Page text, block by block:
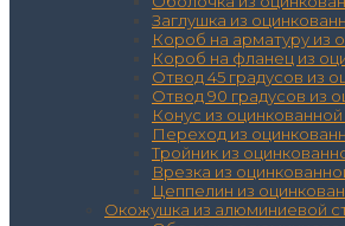
Заглушка из
Короб на арматуру из
Короб на фланец из
Отвод 45 градусов из
Отвод 90 градусов из
Конус из оцинкованной
Переход из
Тройник из
Врезка из
Цеппелин из
Окожушка из алюминиевой